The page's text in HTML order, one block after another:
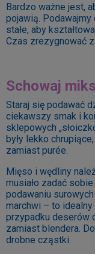
Bardzo ważne jest,
pojawią.
stałe, aby
Czas zrezygnować
Schowaj
Staraj się podawać
ciekawszy smak i
sklepowych
były lekko
zamiast purée.
Mięso i wędliny
musiało zadać
podawaniu
marchwi – to
przypadku deserów
zamiast blendera.
drobne cząstki.